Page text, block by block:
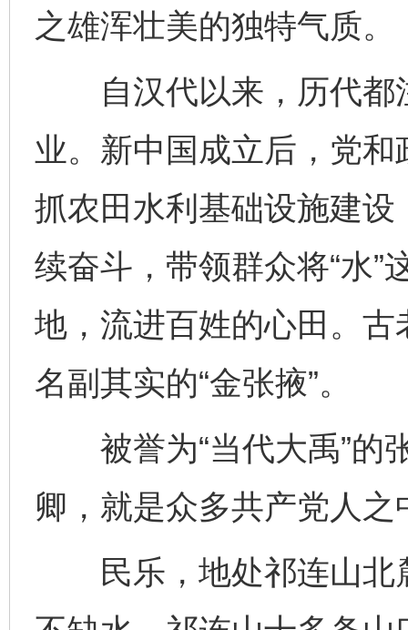
之雄浑壮美的独特气质。
自汉代以来，历代都
业。新中国成立后，党
抓农田水利基础设施建
续奋斗，带领群众将“水”
地，流进百姓的心田。
名副其实的“金张掖”。
被誉为“当代大禹”的
卿，就是众多共产党人之
民乐，地处祁连山北